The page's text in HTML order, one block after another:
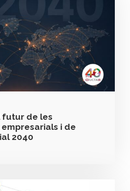
futur de les
i de
2040